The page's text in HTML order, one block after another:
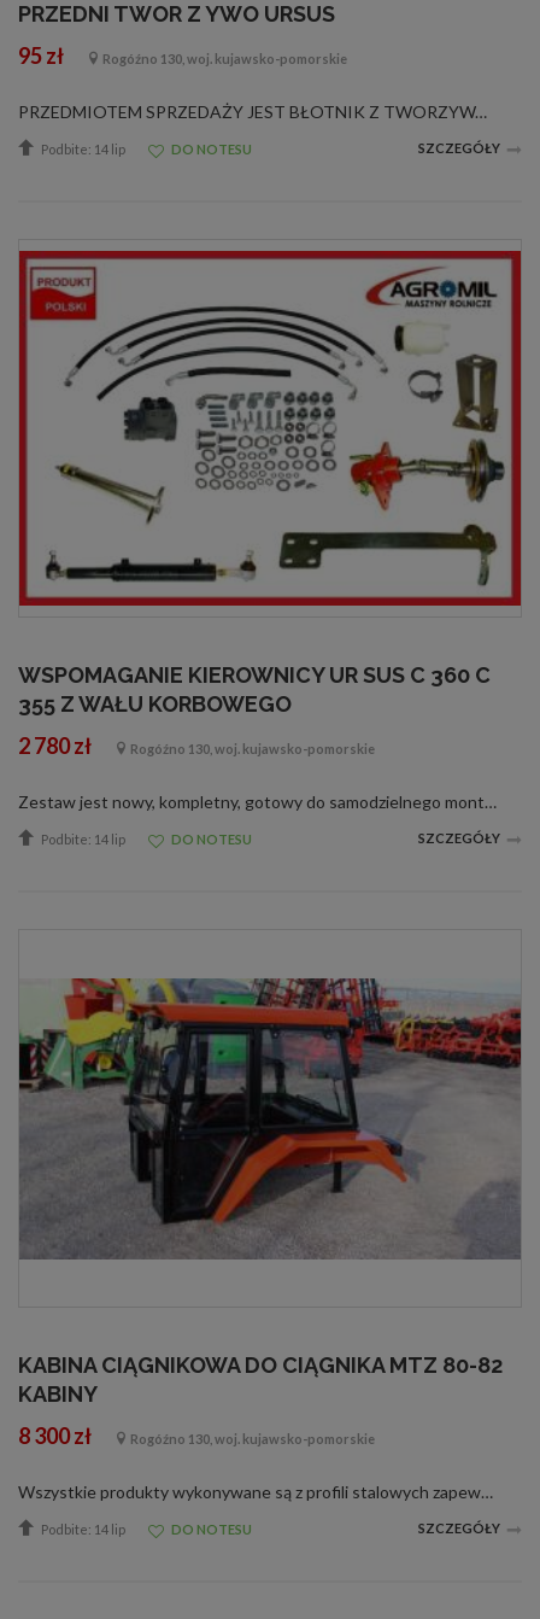
PRZEDNI TWOR Z YWO URSUS
95 zł Rogóźno 130, woj. kujawsko-pomorskie
PRZEDMIOTEM SPRZEDAŻY JEST BŁOTNIK Z TWORZYWA Z UCHWYTEM MOCUJĄCYM DO CIĄGNIKA C-330 i C 360 Błotniki wykonane z bardzo elastycznego tworzywa zachowują elastyczność w przedziale temp - 30 do +120 stopni w zestawie uchwyt do mocowania oraz śru...
Podbite: 14 lip DO NOTESU SZCZEGÓŁY
WSPOMAGANIE KIEROWNICY UR SUS C 360 C
355 Z WAŁU KORBOWEGO
2 780 zł Rogóźno 130, woj. kujawsko-pomorskie
Zestaw jest nowy, kompletny, gotowy do samodzielnego montażu, dołączamy dokładną instrukcję montażu oraz dokładne zalecenia odnośnie użytkowania,Montaż polega na wymontowaniu starych i zamontowaniu w ich miejsce nowych części z zestawu. Ni...
Podbite: 14 lip DO NOTESU SZCZEGÓŁY
KABINA CIĄGNIKOWA DO CIĄGNIKA MTZ 80-82
KABINY
8 300 zł Rogóźno 130, woj. kujawsko-pomorskie
Wszystkie produkty wykonywane są z profili stalowych zapewniających odpowiednią sztywność i wytrzymałość konstrukcji, gwarantujące bezpieczeństwo użytkownikowi. Wnętrza kabin są tapicerowane i uszczelniane poprawiając komfort pracy użytk...
Podbite: 14 lip DO NOTESU SZCZEGÓŁY